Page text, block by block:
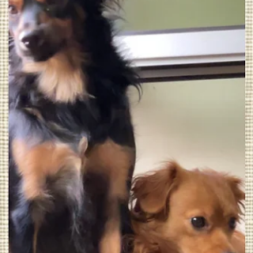
viert felsenfest hinter unserem Traum auf Gran
Canaria. Erfahren Sie hier mehr über die
Leidenschaft, das Herzblut und den echten
Alltag hinter „El Álamo - Club Hípico & Pony
Farm“.